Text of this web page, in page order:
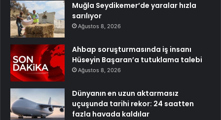
Muğla Seydikemer’de yaralar hızla
sarılıyor
Ağustos 8, 2026
Ahbap soruşturmasında iş insanı
Hüseyin Başaran’a tutuklama talebi
Ağustos 8, 2026
Dünyanın en uzun aktarmasız
uçuşunda tarihi rekor: 24 saatten
fazla havada kaldılar